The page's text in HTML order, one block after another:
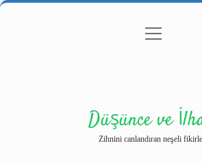
Gizlilik Politikası
menüyü
Düşünce ve
Zihnini canlandıran neşeli